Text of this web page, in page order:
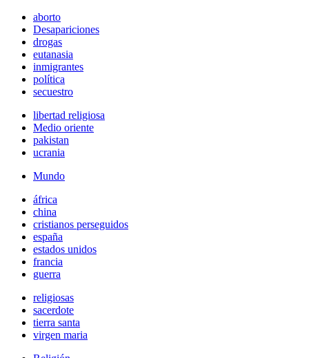
aborto
Desapariciones
drogas
eutanasia
inmigrantes
política
secuestro
libertad religiosa
Medio oriente
pakistan
ucrania
Mundo
áfrica
china
cristianos perseguidos
españa
estados unidos
francia
guerra
religiosas
sacerdote
tierra santa
virgen maria